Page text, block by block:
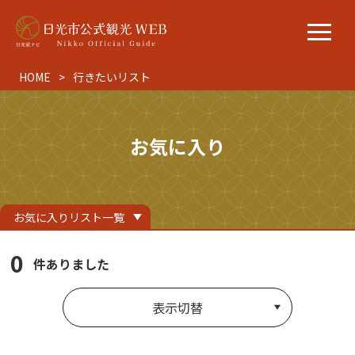
HOME 行きたいリスト
お気に入り
お気に入りリスト一覧
0 件ありました
表示切替